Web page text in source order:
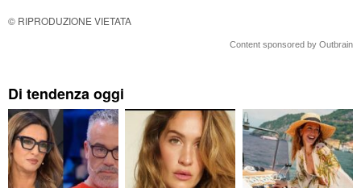
© RIPRODUZIONE VIETATA
Content sponsored by Outbrain
Di tendenza oggi